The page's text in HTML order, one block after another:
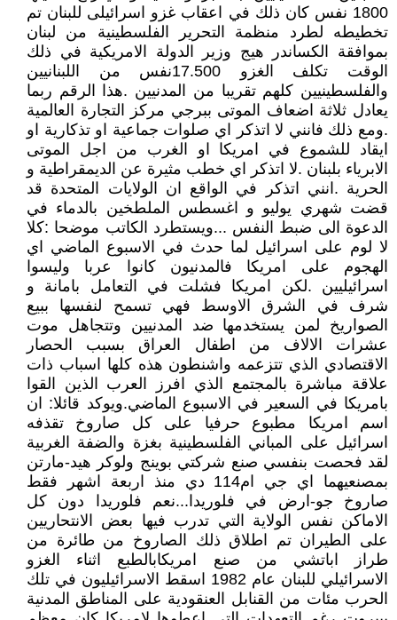
1800 نفس كان ذلك في اعقاب غزو اسرائيلى للبنان تم
تخطيطه لطرد منظمة التحرير الفلسطينية من لبنان
بموافقة الكساندر هيج وزير الدولة الامريكية في ذلك
الوقت تكلف الغزو 17.500نفس من اللبنانيين
والفلسطينيين كلهم تقريبا من المدنيين .هذا الرقم ربما
يعادل ثلاثة اضعاف الموتى ببرجي مركز التجارة العالمية
.ومع ذلك فانني لا اتذكر اي صلوات جماعية او تذكارية او
ايقاد للشموع في امريكا او الغرب من اجل الموتى
الابرياء بلبنان .لا اتذكر اي خطب مثيرة عن الديمقراطية و
الحرية .انني اتذكر في الواقع ان الولايات المتحدة قد
قضت شهري يوليو و اغسطس الملطخين بالدماء في
الدعوة الى ضبط النفس ...ويستطرد الكاتب موضحا :كلا
لا لوم على اسرائيل لما حدث في الاسبوع الماضي اي
الهجوم على امريكا فالمدنيون كانوا عربا وليسوا
اسرائيليين .لكن امريكا فشلت في التعامل بامانة و
شرف في الشرق الاوسط فهي تسمح لنفسها ببيع
الصواريخ لمن يستخدمها ضد المدنيين وتتجاهل موت
عشرات الالاف من اطفال العراق بسبب الحصار
الاقتصادي الذي تتزعمه واشنطون هذه كلها اسباب ذات
علاقة مباشرة بالمجتمع الذي افرز العرب الذين القوا
بامريكا في السعير في الاسبوع الماضي.ويوكد قائلا: ان
اسم امريكا مطبوع حرفيا على كل صاروخ تقذفه
اسرائيل على المباني الفلسطينية بغزة والضفة الغربية
لقد فحصت بنفسي صنع شركتي بوينج ولوكر هيد-مارتن
بمصنعيهما اي جي ام114 دي منذ اربعة اشهر فقط
صاروخ جو-ارض في فلوريدا...نعم فلوريدا دون كل
الاماكن نفس الولاية التي تدرب فيها بعض الانتحاريين
على الطيران تم اطلاق ذلك الصاروخ من طائرة من
طراز اباتشي من صنع امريكابالطبع اثناء الغزو
الاسرائيلي للبنان عام 1982 اسقط الاسرائيليون في تلك
الحرب مئات من القنابل العنقودية على المناطق المدنية